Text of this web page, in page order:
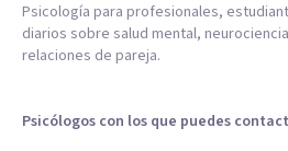
Psicología para profesionales,
diarios sobre salud mental,
relaciones de pareja.
Psicólogos con los que puedes